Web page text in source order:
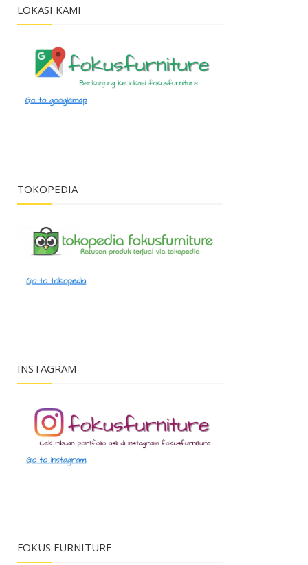
LOKASI KAMI
TOKOPEDIA
INSTAGRAM
FOKUS FURNITURE